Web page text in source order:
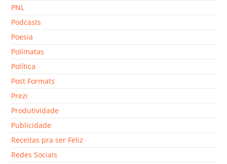
PNL
Podcasts
Poesia
Polímatas
Política
Post Formats
Prezi
Produtividade
Publicidade
Receitas pra ser Feliz
Redes Sociais